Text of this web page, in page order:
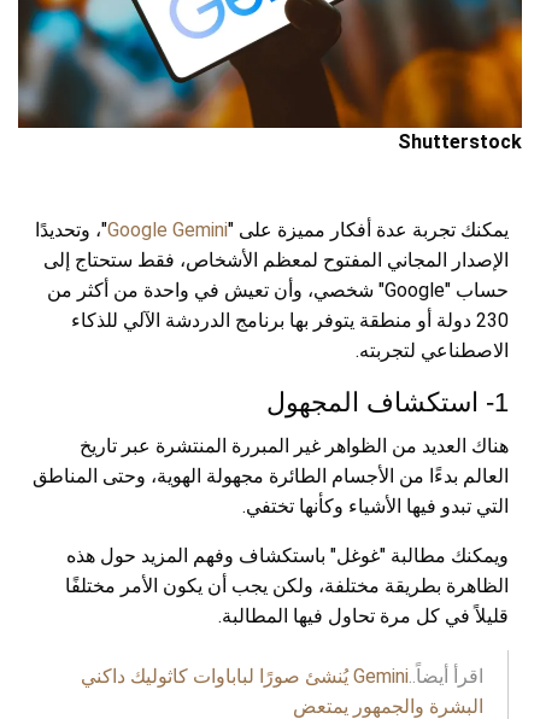
Shutterstock
يمكنك تجربة عدة أفكار مميزة على "Google Gemini"، وتحديدًا
الإصدار المجاني المفتوح لمعظم الأشخاص، فقط ستحتاج إلى
حساب "Google" شخصي، وأن تعيش في واحدة من أكثر من
230 دولة أو منطقة يتوفر بها برنامج الدردشة الآلي للذكاء
الاصطناعي لتجربته.
1- استكشاف المجهول
هناك العديد من الظواهر غير المبررة المنتشرة عبر تاريخ
العالم بدءًا من الأجسام الطائرة مجهولة الهوية، وحتى المناطق
التي تبدو فيها الأشياء وكأنها تختفي.
ويمكنك مطالبة "غوغل" باستكشاف وفهم المزيد حول هذه
الظاهرة بطريقة مختلفة، ولكن يجب أن يكون الأمر مختلفًا
قليلاً في كل مرة تحاول فيها المطالبة.
اقرأ أيضاً..
Gemini يُنشئ صورًا لباباوات كاثوليك داكني
البشرة والجمهور يمتعض